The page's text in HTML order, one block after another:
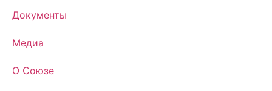
Документы
Медиа
О Союзе